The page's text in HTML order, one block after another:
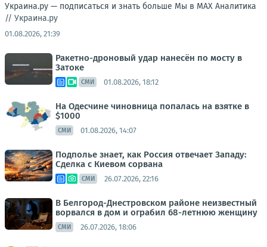
Украина.ру — подписаться и знать больше Мы в MAX Аналитика
// Украина.ру
01.08.2026, 21:39
Ракетно-дроновый удар нанесён по мосту в
Затоке
СМИ 01.08.2026, 18:12
На Одесчине чиновница попалась на взятке в
$1000
СМИ 01.08.2026, 14:07
Подполье знает, как Россия отвечает Западу:
Сделка с Киевом сорвана
СМИ 26.07.2026, 22:16
В Белгород-Днестровском районе неизвестный
ворвался в дом и ограбил 68-летнюю женщину
СМИ 26.07.2026, 18:06